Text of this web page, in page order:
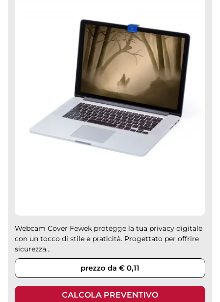
Webcam Cover Fewek protegge la tua privacy digitale
con un tocco di stile e praticità. Progettato per offrire
sicurezza...
prezzo da € 0,11
CALCOLA PREVENTIVO